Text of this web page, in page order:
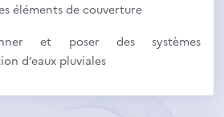
éléments de couverture
et poser des systèmes
d’eaux pluviales